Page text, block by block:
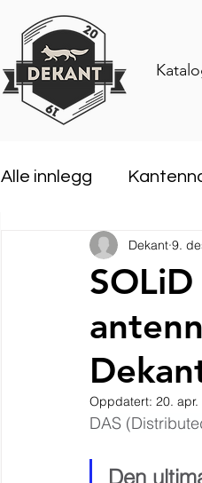
Alle innlegg
Rosenberger
ANDREW an
Dekant 9.
Oppdatert: 20. apr.
DAS
Den